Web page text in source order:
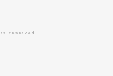
reserved.